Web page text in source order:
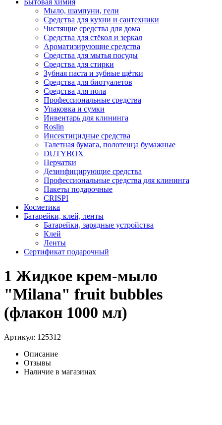
Бытовая химия
Мыло, шампуни, гели
Средства для кухни и сантехники
Чистящие средства для дома
Средства для стёкол и зеркал
Ароматизирующие средства
Средства для мытья посуды
Средства для стирки
Зубная паста и зубные щётки
Средства для биотуалетов
Средства для пола
Профессиональные средства
Упаковка и сумки
Инвентарь для клининга
Roslin
Инсектицидные средства
Талетная бумага, полотенца бумажные
DUTYBOX
Перчатки
Дезинфицирующие средства
Профессиональные средства для клининга
Пакеты подарочные
CRISPI
Косметика
Батарейки, клей, ленты
Батарейки, зарядные устройства
Клей
Ленты
Сертификат подарочный
1 Жидкое крем-мыло
"Milana" fruit bubbles
(флакон 1000 мл)
Артикул: 125312
Описание
Отзывы
Наличие в магазинах